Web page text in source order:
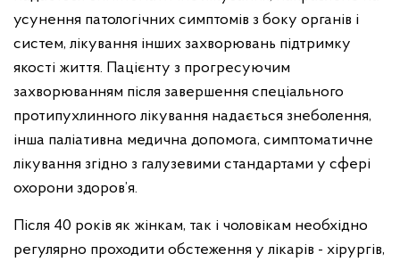
усунення патологічних симптомів з боку органів і
систем, лікування інших захворювань підтримку
якості життя. Пацієнту з прогресуючим
захворюванням після завершення спеціального
протипухлинного лікування надається знеболення,
інша паліативна медична допомога, симптоматичне
лікування згідно з галузевими стандартами у сфері
охорони здоров’я.
Після 40 років як жінкам, так і чоловікам необхідно
регулярно проходити обстеження у лікарів - хірургів,